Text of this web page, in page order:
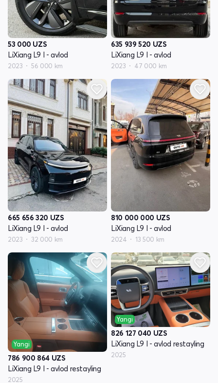
53 000 UZS
LiXiang L9 I - avlod
2023 56 000 km
635 939 520 UZS
LiXiang L9 I - avlod
2023 47 000 km
665 656 320 UZS
LiXiang L9 I - avlod
2023 32 000 km
810 000 000 UZS
LiXiang L9 I - avlod
2024 13 500 km
Yangi
786 900 864 UZS
LiXiang L9 I - avlod restayling
2025
Yangi
826 127 040 UZS
LiXiang L9 I - avlod restayling
2025